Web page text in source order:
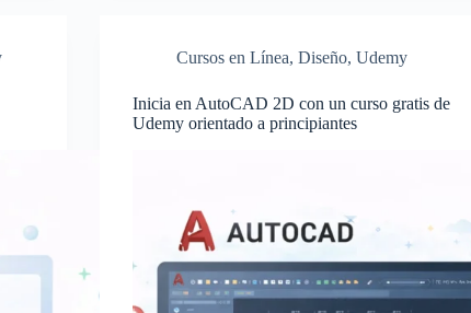
Cursos en Línea,Diseño,Udemy
Inicia en AutoCAD 2D con un curso gratis de
Udemy orientado a principiantes